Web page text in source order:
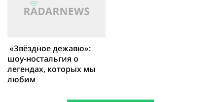
«Звёздное дежавю»:
шоу-ностальгия о
легендах, которых мы
любим